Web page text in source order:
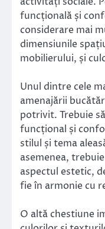
funcțională și
considerare mai
dimensiunile
mobilierului, și
Unul dintre cele
amenajării
potrivit. Trebuie
funcțional și
stilul și tema
asemenea,
aspectul estetic,
fie în armonie cu
O altă chestiune